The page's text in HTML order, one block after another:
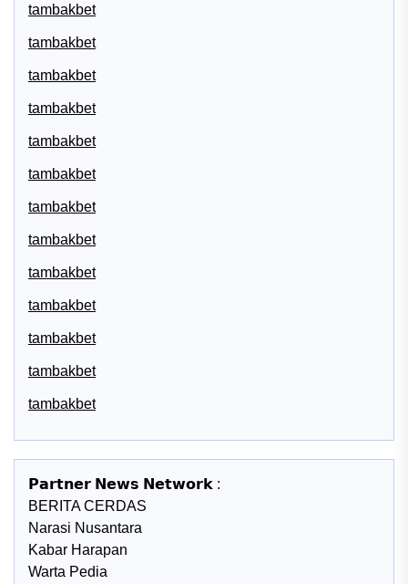
tambakbet
tambakbet
tambakbet
tambakbet
tambakbet
tambakbet
tambakbet
tambakbet
tambakbet
tambakbet
tambakbet
tambakbet
tambakbet
𝗣𝗮𝗿𝘁𝗻𝗲𝗿 𝗡𝗲𝘄𝘀 𝗡𝗲𝘁𝘄𝗼𝗿𝗸 :
BERITA CERDAS
Narasi Nusantara
Kabar Harapan
Warta Pedia